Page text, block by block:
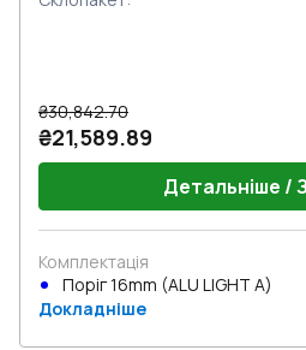
₴30,842.70
₴21,589.89
Детальніше /
Комплектація
Поріг 16mm (ALU LIGHT A)
Докладніше